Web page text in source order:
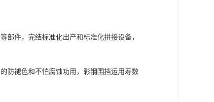
部件，完结标准化出产和标准化拼接设备，
防褪色和不怕腐蚀功用，彩钢围挡运用寿数